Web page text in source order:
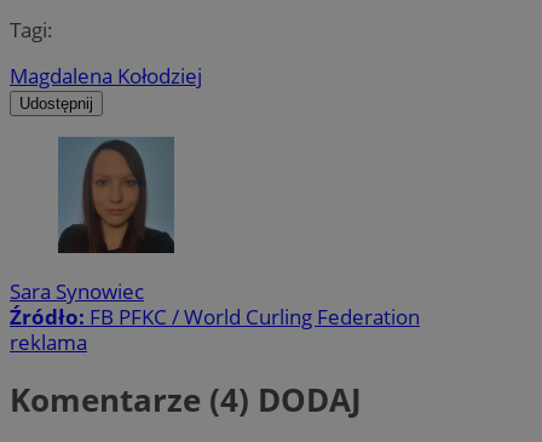
Tagi:
Magdalena Kołodziej
Udostępnij
Sara Synowiec
Źródło: FB PFKC / World Curling Federation
reklama
Komentarze (4) DODAJ